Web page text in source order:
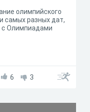
олимпийского
самых разных дат,
с Олимпиадами
6 3